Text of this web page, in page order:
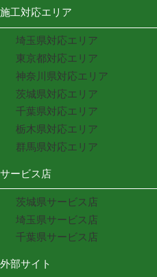
施工対応エリア
埼玉県対応エリア
東京都対応エリア
神奈川県対応エリア
茨城県対応エリア
千葉県対応エリア
栃木県対応エリア
群馬県対応エリア
サービス店
茨城県サービス店
埼玉県サービス店
千葉県サービス店
外部サイト